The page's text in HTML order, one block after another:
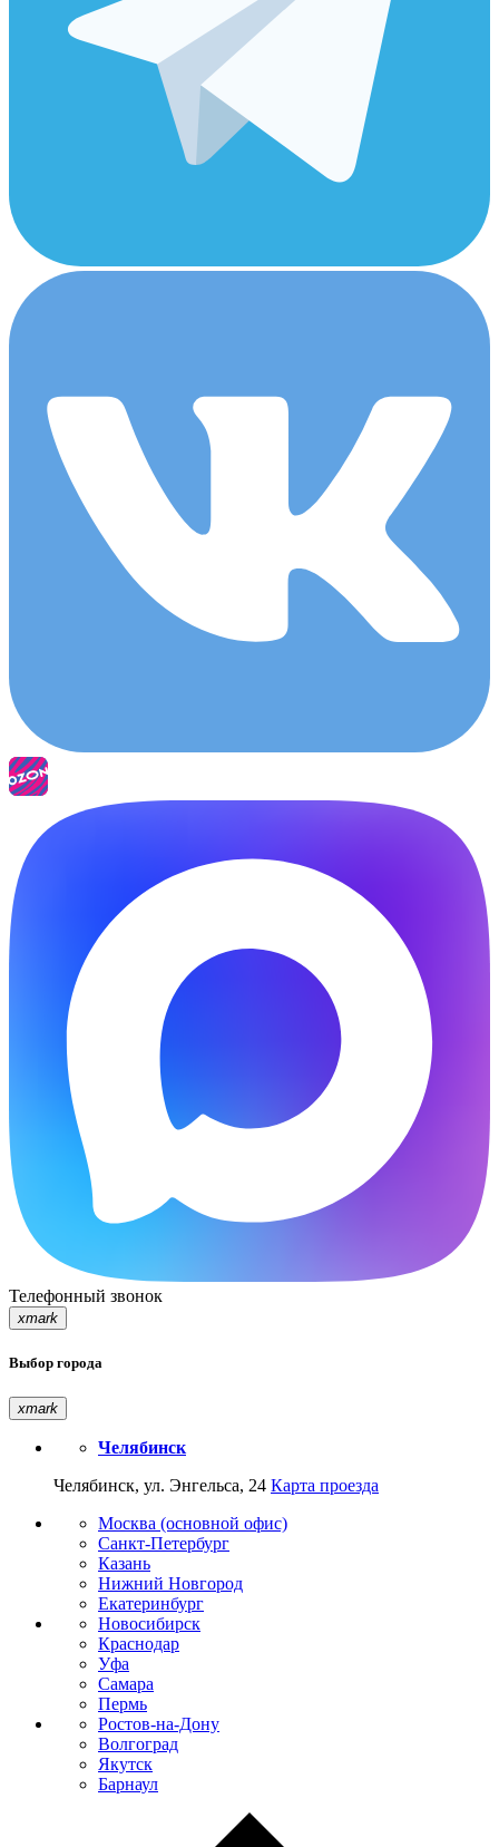
Телефонный звонок
xmark
Выбор города
xmark
Челябинск
Челябинск, ул. Энгельса, 24 Карта проезда
Москва (основной офис)
Санкт-Петербург
Казань
Нижний Новгород
Екатеринбург
Новосибирск
Краснодар
Уфа
Самара
Пермь
Ростов-на-Дону
Волгоград
Якутск
Барнаул